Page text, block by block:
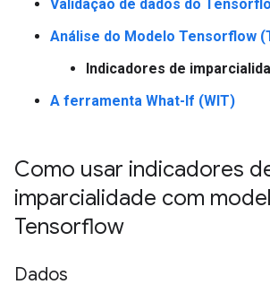
Validação de dados do
Análise do Modelo Tensorflow
Indicadores de
A ferramenta What-If (WIT)
Como usar indicadores
imparcialidade com
Tensorflow
Dados